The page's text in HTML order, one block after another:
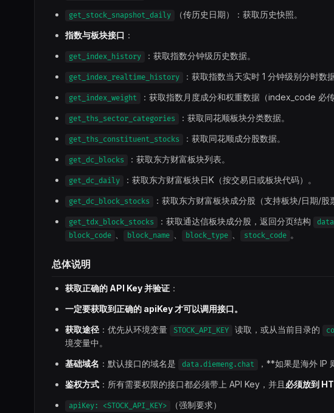
get_stock_snapshot_daily
（传历史日期）：获取历史快照。
指数与板块接口 ：
get_index_history ：获取指数分钟级历史数据。
get_index_realtime_history ：获取指数当天实时 1 分钟级别分时数据
get_index_weight ：获取指数月度成分和权重数据（index_code 必
get_ths_sector_categories ：获取同花顺板块分类数据。
get_ths_constituent_stocks ：获取同花顺成分股数据。
get_dc_blocks ：获取东方财富板块列表。
get_dc_daily ：获取东方财富板块日K（按交易日或板块代码）。
get_dc_block_stocks ：获取东方财富板块成分股（支持板块/日期/股
get_tdx_block_stocks ：获取通达信板块成分股，返回分页结构
block_code block_name block_type stock_code 。
总体说明
获取正确的 API Key 并验证 ：
一定要获取到正确的 apiKey 才可以调用接口。
获取途径 ：优先从环境变量 STOCK_API_KEY 读取，或从当前目录的
境变量中。
基础域名 ：默认接口的域名是 data.diemeng.chat ，**如果是海外 IP
鉴权方式 ：所有需要权限的接口都必须带上 API Key，并且 必须放到
apiKey: <STOCK_API_KEY> （强制要求）